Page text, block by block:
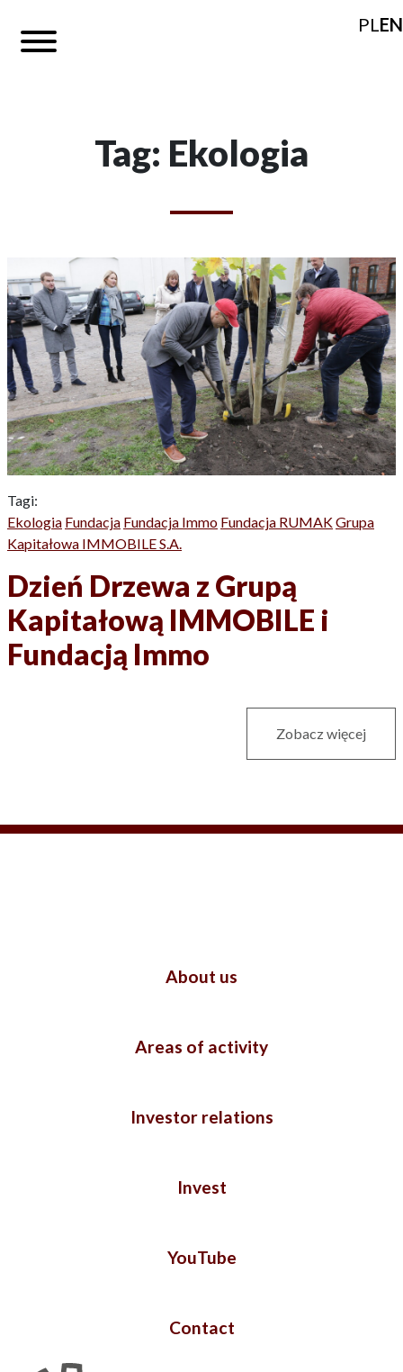
PLEN
Tag: Ekologia
Tagi:
Ekologia Fundacja Fundacja Immo Fundacja RUMAKGrupa
Kapitałowa IMMOBILE S.A.
Dzień Drzewa z Grupą
Kapitałową IMMOBILE i
Fundacją Immo
Zobacz więcej
About us
Areas of activity
Investor relations
Invest
YouTube
Contact